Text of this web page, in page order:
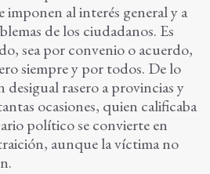
imponen al interés general y a
de los ciudadanos. Es
sea por convenio o acuerdo,
siempre y por todos. De lo
rasero a provincias y
ocasiones, quien calificaba
político se convierte en
aunque la víctima no